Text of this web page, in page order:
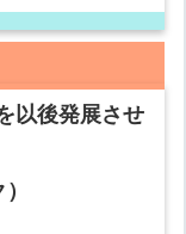
以後発展させ